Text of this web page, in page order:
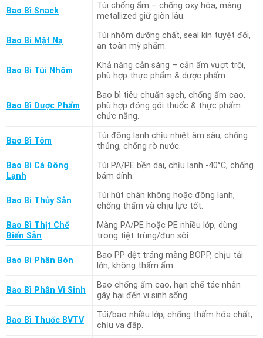
Bao Bì Snack
Túi chống ẩm – chống oxy hóa, màng
metallized giữ giòn lâu.
Bao Bì Mặt Nạ
Túi nhôm dưỡng chất, seal kín tuyệt đối,
an toàn mỹ phẩm.
Bao Bì Túi Nhôm
Khả năng cản sáng – cản ẩm vượt trội,
phù hợp thực phẩm & dược phẩm.
Bao Bì Dược Phẩm
Bao bì tiêu chuẩn sạch, chống ẩm cao,
phù hợp đóng gói thuốc & thực phẩm
chức năng.
Bao Bì Tôm
Túi đông lạnh chịu nhiệt âm sâu, chống
thủng, chống rò nước.
Bao Bì Cá Đông
Lạnh
Túi PA/PE bền dai, chịu lạnh -40°C, chống
bám dính.
Bao Bì Thủy Sản
Túi hút chân không hoặc đông lạnh,
chống thấm và chịu lực tốt.
Bao Bì Thịt Chế
Biến Sẵn
Màng PA/PE hoặc PE nhiều lớp, dùng
trong tiệt trùng/đun sôi.
Bao Bì Phân Bón
Bao PP dệt tráng màng BOPP, chịu tải
lớn, không thấm ẩm.
Bao Bì Phân Vi Sinh
Bao chống ẩm cao, hạn chế tác nhân
gây hại đến vi sinh sống.
Bao Bì Thuốc BVTV
Túi/bao nhiều lớp, chống thấm hóa chất,
chịu va đập.